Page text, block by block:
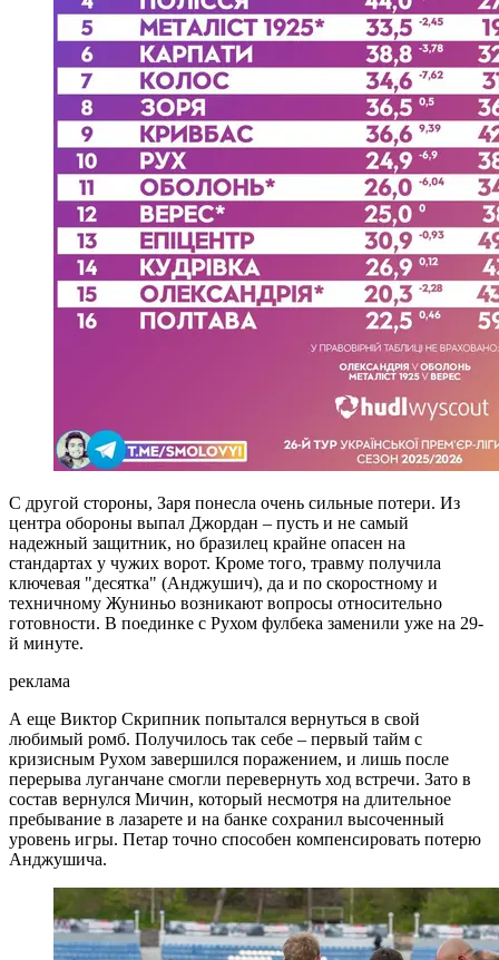
С другой стороны, Заря понесла очень сильные потери. Из
центра обороны выпал Джордан – пусть и не самый
надежный защитник, но бразилец крайне опасен на
стандартах у чужих ворот. Кроме того, травму получила
ключевая "десятка" (Анджушич), да и по скоростному и
техничному Жуниньо возникают вопросы относительно
готовности. В поединке с Рухом фулбека заменили уже на 29-
й минуте.
реклама
А еще Виктор Скрипник попытался вернуться в свой
любимый ромб. Получилось так себе – первый тайм с
кризисным Рухом завершился поражением, и лишь после
перерыва луганчане смогли перевернуть ход встречи. Зато в
состав вернулся Мичин, который несмотря на длительное
пребывание в лазарете и на банке сохранил высоченный
уровень игры. Петар точно способен компенсировать потерю
Анджушича.